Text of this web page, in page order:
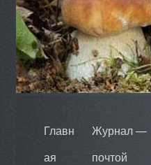
Главн
ая
Журнал —
почтой